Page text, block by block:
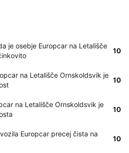
je osebje Europcar na Letališče
10
na Letališče Ornskoldsvik je
10
na Letališče Ornskoldsvik je
10
Europcar precej čista na
10